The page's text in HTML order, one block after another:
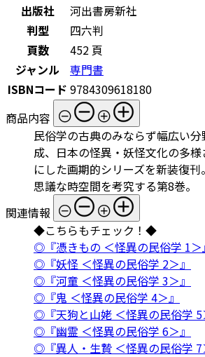
出版社
河出書房新社
判型
四六判
頁数
452 頁
ジャンル
専門書
ISBNコード 9784309618180
商品内容
民俗学の古典のみならず幅広い
成、日本の怪異・妖怪文化の多
にした画期的シリーズを新装復
思議な時空間を考究する第8巻。
関連情報
◆こちらもチェック！◆
◎『憑きもの ＜怪異の民俗学 1＞
◎『妖怪 ＜怪異の民俗学 2＞』
◎『河童 ＜怪異の民俗学 3＞』
◎『鬼 ＜怪異の民俗学 4＞』
◎『天狗と山姥 ＜怪異の民俗学 5
◎『幽霊 ＜怪異の民俗学 6＞』
◎『異人・生贄 ＜怪異の民俗学 7